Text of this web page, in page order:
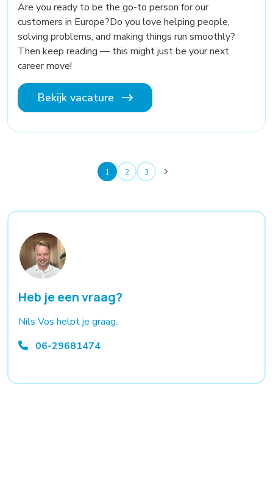
Are you ready to be the go-to person for our
customers in Europe?Do you love helping people,
solving problems, and making things run smoothly?
Then keep reading — this might just be your next
career move!
Bekijk vacature
1 2 3
Heb je een vraag?
Nils Vos helpt je graag.
06-29681474